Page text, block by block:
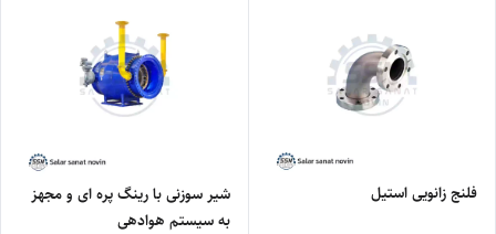
فلنج زانویی استیل
شیر سوزنی با رینگ پره ای و مجهز
به سیستم هوادهی